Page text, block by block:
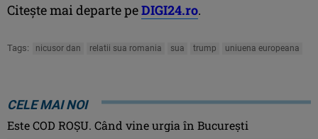
Citeşte mai departe peDIGI24.ro.
Tags: nicusor dan relatii sua romania sua trump uniuena europeana
CELE MAI NOI
Este COD ROŞU. Când vine urgia în Bucureşti